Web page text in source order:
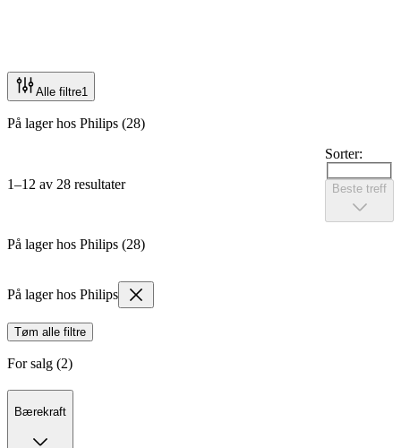
Alle filtre1
På lager hos Philips (28)
1–12 av 28 resultater
Sorter:
Beste treff
På lager hos Philips (28)
På lager hos Philips
Tøm alle filtre
For salg (2)
Bærekraft